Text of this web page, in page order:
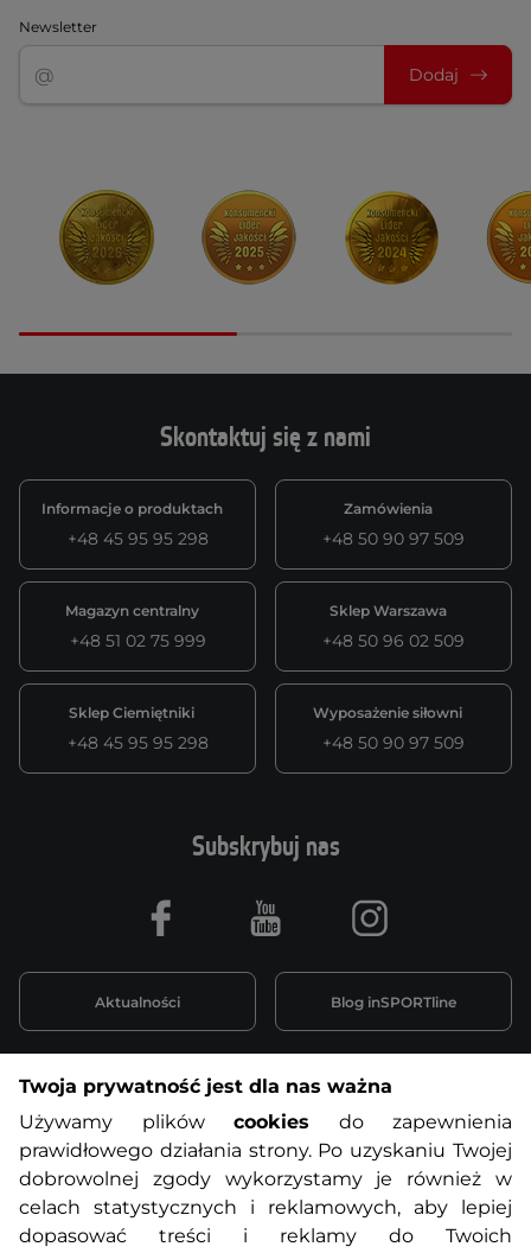
Newsletter
Dodaj
Skontaktuj się z nami
Informacje o produktach
+48 45 95 95 298
Zamówienia
+48 50 90 97 509
Magazyn centralny
+48 51 02 75 999
Sklep Warszawa
+48 50 96 02 509
Sklep Ciemiętniki
+48 45 95 95 298
Wyposażenie siłowni
+48 50 90 97 509
Informacje o zakupach
O nas Regulamin sklepu
Polityka prywatności Koszty przesyłek
Subskrybuj nas
Aktualności Blog inSPORTline
Facebook Youtube Instagram
Twoja prywatność jest dla nas ważna
Używamy plików cookies do zapewnienia
prawidłowego działania strony. Po uzyskaniu Twojej
dobrowolnej zgody wykorzystamy je również w
celach statystycznych i reklamowych, aby lepiej
dopasować treści i reklamy do Twoich